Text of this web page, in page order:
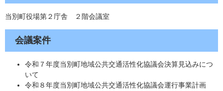
当別町役場第２庁舎 ２階会議室
会議案件​
令和７年度当別町地域公共交通活性化協議会決算見込みにつ
いて
令和８年度当別町地域公共交通活性化協議会運行事業計画